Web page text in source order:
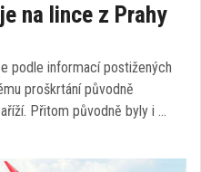
na lince z Prahy
podle informací postižených
proškrtání původně
Přitom původně byly i …